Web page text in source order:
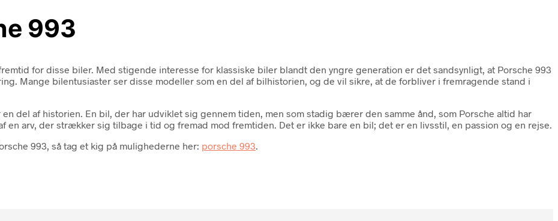
993
for disse biler. Med stigende interesse for klassiske biler blandt den yngre generation er det sandsynligt, at Porsche 993
Mange bilentusiaster ser disse modeller som en del af bilhistorien, og de vil sikre, at de forbliver i fremragende stand i
del af historien. En bil, der har udviklet sig gennem tiden, men som stadig bærer den samme ånd, som Porsche altid har
arv, der strækker sig tilbage i tid og fremad mod fremtiden. Det er ikke bare en bil; det er en livsstil, en passion og en rejse.
993, så tag et kig på mulighederne her: porsche 993